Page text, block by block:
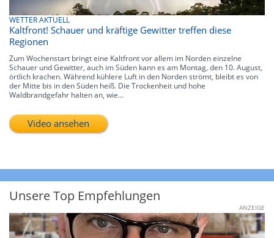
WETTER AKTUELL
Kaltfront! Schauer und kräftige Gewitter treffen diese
Regionen
Zum Wochenstart bringt eine Kaltfront vor allem im Norden einzelne
Schauer und Gewitter, auch im Süden kann es am Montag, den 10. August,
örtlich krachen. Während kühlere Luft in den Norden strömt, bleibt es von
der Mitte bis in den Süden heiß. Die Trockenheit und hohe
Waldbrandgefahr halten an, wie...
Video ansehen
Unsere Top Empfehlungen
ANZEIGE